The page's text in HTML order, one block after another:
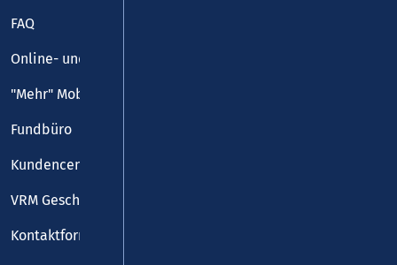
FAQ
Online- und Handy-Tickets
"Mehr" Mobilität
Fundbüro
Kundencenter
VRM Geschäftsstelle
Kontaktformular